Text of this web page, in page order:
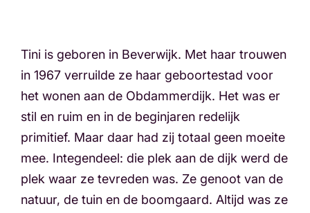
Tini is geboren in Beverwijk. Met haar trouwen
in 1967 verruilde ze haar geboortestad voor
het wonen aan de Obdammerdijk. Het was er
stil en ruim en in de beginjaren redelijk
primitief. Maar daar had zij totaal geen moeite
mee. Integendeel: die plek aan de dijk werd de
plek waar ze tevreden was. Ze genoot van de
natuur, de tuin en de boomgaard. Altijd was ze